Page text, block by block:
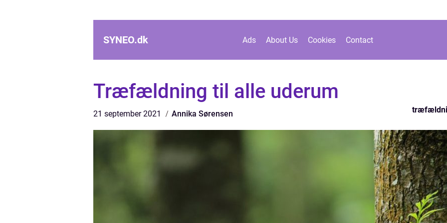
SYNEO.dk Ads About Us Cookies Contact
Træfældning til alle uderum
21 september 2021 Annika Sørensen